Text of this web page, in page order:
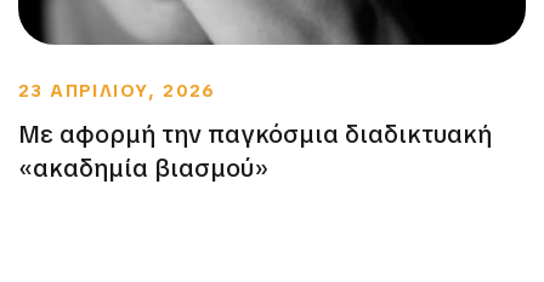
23 ΑΠΡΙΛΙΟΥ, 2026
Με αφορμή την παγκόσμια διαδικτυακή
«ακαδημία βιασμού»